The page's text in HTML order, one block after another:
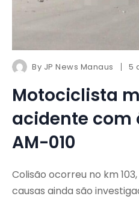
By JP News Manaus 5
Motociclista
acidente com
AM-010
Colisão ocorreu no km
causas ainda são